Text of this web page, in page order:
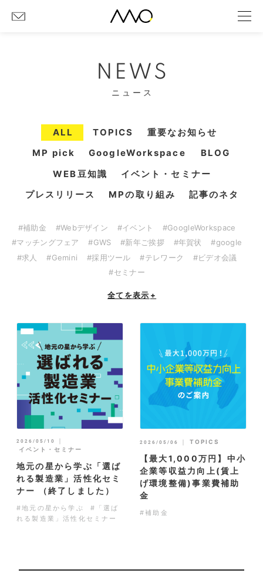
NEWS
ニュース
ALL TOPICS
重要なお知らせ
MP pick
GoogleWorkspace
BLOG
WEB豆知識
イベント・セミナー
プレスリリース
MPの取り組み 記事のネタ
#補助金 #Webデザイン #イベント
#GoogleWorkspace
#マッチングフェア
#GWS #新年ご挨拶 #年賀状
#google
#求人
#Gemini #採用ツール #テレワーク
#ビデオ会議
#セミナー
全てを表示 +
2026/05/10
｜
イベント・セミナー
地元の星から学ぶ「選ば
れる製造業」活性化セミ
ナー （終了しました）
#地元の星から学ぶ
#「選ば
れる製造業」活性化セミナー
2026/05/06 ｜ TOPICS
【最大1,000万円】中小
企業等収益力向上(賃上
げ環境整備)事業費補助
金
#補助金